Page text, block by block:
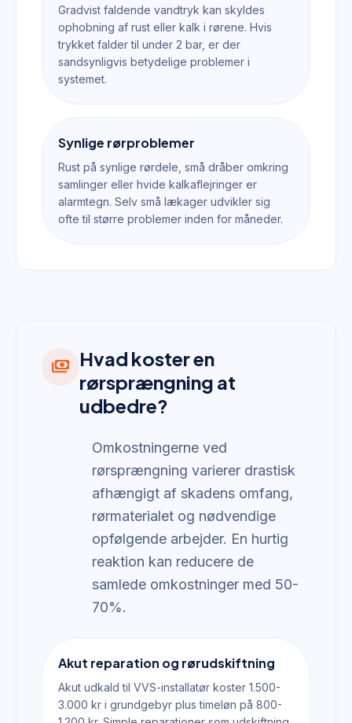
Gradvist faldende vandtryk kan skyldes
ophobning af rust eller kalk i rørene. Hvis
trykket falder til under 2 bar, er der
sandsynligvis betydelige problemer i
systemet.
Synlige rørproblemer
Rust på synlige rørdele, små dråber omkring
samlinger eller hvide kalkaflejringer er
alarmtegn. Selv små lækager udvikler sig
ofte til større problemer inden for måneder.
payments Hvad koster en
rørsprængning at
udbedre?
Omkostningerne ved
rørsprængning varierer drastisk
afhængigt af skadens omfang,
rørmaterialet og nødvendige
opfølgende arbejder. En hurtig
reaktion kan reducere de
samlede omkostninger med 50-
70%.
Akut reparation og rørudskiftning
Akut udkald til VVS-installatør koster 1.500-
3.000 kr i grundgebyr plus timeløn på 800-